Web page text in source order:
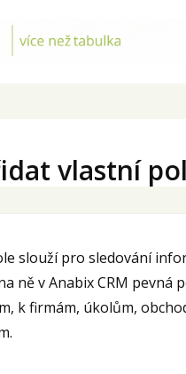
vlastní
slouží pro sledování
ně v Anabix CRM pevná
k firmám, úkolům,